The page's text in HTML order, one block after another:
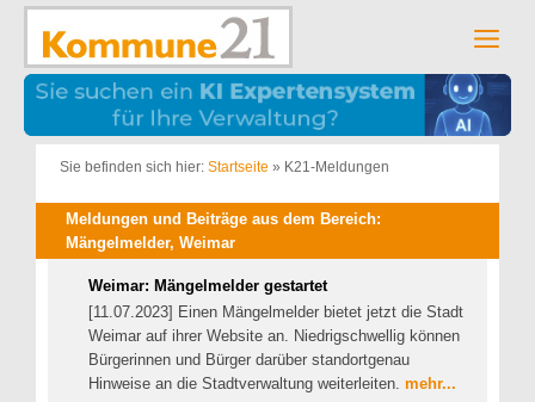
Zum
springen
Sie befinden sich hier: Startseite » K21-Meldungen
Meldungen und Beiträge aus dem Bereich:
Mängelmelder, Weimar
Weimar: Mängelmelder gestartet
[11.07.2023] Einen Mängelmelder bietet jetzt die Stadt
Weimar auf ihrer Website an. Niedrigschwellig können
Bürgerinnen und Bürger darüber standortgenau
Hinweise an die Stadtverwaltung weiterleiten. mehr...